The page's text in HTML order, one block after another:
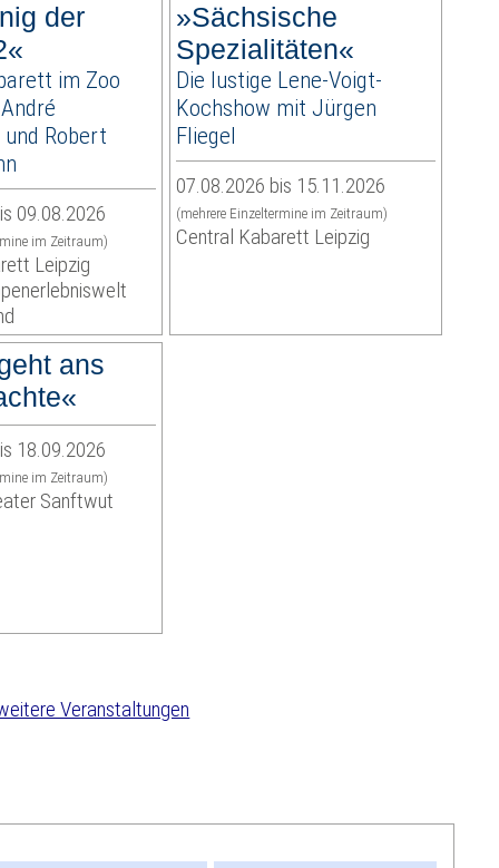
der
im Zoo
Robert
09.08.2026
im Zeitraum)
Leipzig
»Sächsische
Spezialitäten«
Die lustige Lene-Voigt-
Kochshow mit Jürgen
Fliegel
07.08.2026 bis 15.11.2026
(mehrere Einzeltermine im Zeitraum)
Central Kabarett Leipzig
ans
18.09.2026
im Zeitraum)
Sanftwut
Veranstaltungen